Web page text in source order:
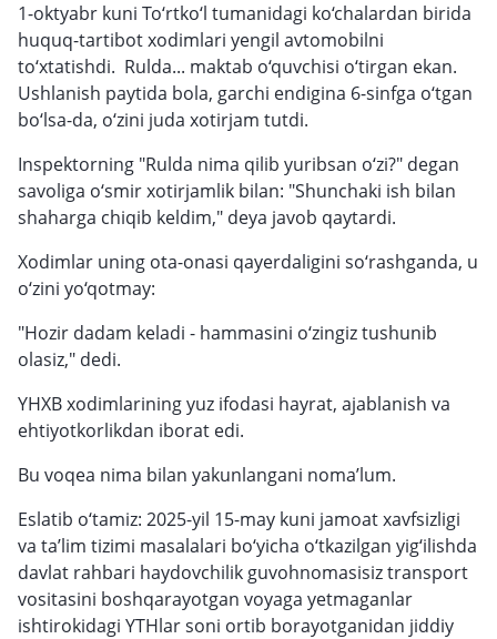
1-oktyabr kuni To‘rtko‘l tumanidagi ko‘chalardan birida
huquq-tartibot xodimlari yengil avtomobilni
to‘xtatishdi. Rulda... maktab o‘quvchisi o‘tirgan ekan.
Ushlanish paytida bola, garchi endigina 6-sinfga o‘tgan
bo‘lsa-da, o‘zini juda xotirjam tutdi.
Inspektorning "Rulda nima qilib yuribsan o‘zi?" degan
savoliga o‘smir xotirjamlik bilan: "Shunchaki ish bilan
shaharga chiqib keldim," deya javob qaytardi.
Xodimlar uning ota-onasi qayerdaligini so‘rashganda, u
o‘zini yo‘qotmay:
"Hozir dadam keladi - hammasini o‘zingiz tushunib
olasiz," dedi.
YHXB xodimlarining yuz ifodasi hayrat, ajablanish va
ehtiyotkorlikdan iborat edi.
Bu voqea nima bilan yakunlangani noma’lum.
Eslatib o‘tamiz: 2025-yil 15-may kuni jamoat xavfsizligi
va ta’lim tizimi masalalari bo‘yicha o‘tkazilgan yig‘ilishda
davlat rahbari haydovchilik guvohnomasisiz transport
vositasini boshqarayotgan voyaga yetmaganlar
ishtirokidagi YTHlar soni ortib borayotganidan jiddiy